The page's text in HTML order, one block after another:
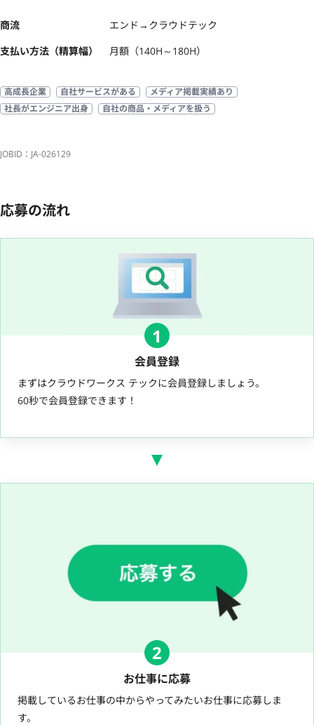
商流
エンド→クラウドテック
支払い方法（精算幅）
月額（140H～180H）
高成長企業 自社サービスがある
メディア掲載実績あり
社長がエンジニア出身
自社の商品・メディアを扱う
JOBID：JA-026129
応募の流れ
1
会員登録
まずはクラウドワークス テックに会員登録しましょう。
60秒で会員登録できます！
2
お仕事に応募
掲載しているお仕事の中からやってみたいお仕事に応募しま
す。